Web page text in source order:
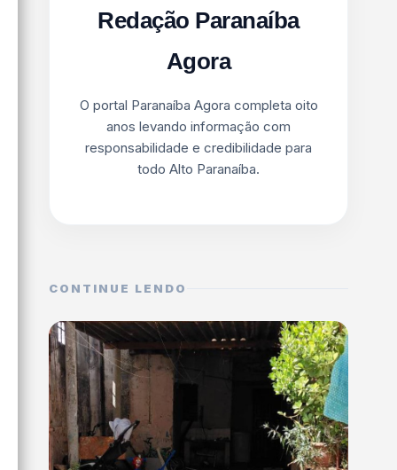
Redação Paranaíba
Agora
O portal Paranaíba Agora completa oito
anos levando informação com
responsabilidade e credibilidade para
todo Alto Paranaíba.
CONTINUE LENDO